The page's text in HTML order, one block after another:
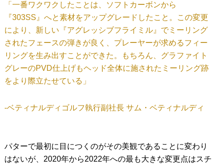
「一番ワクワクしたことは、ソフトカーボンから
『303SS』へと素材をアップグレードしたこと。この変更
により、新しい『アグレッシブフライミル』でミーリング
されたフェースの弾きが良く、プレーヤーが求めるフィー
リングを生み出すことができた。もちろん、グラファイト
グレーのPVD仕上げもヘッド全体に施されたミーリング跡
をより際立たせている」
‐ベティナルディゴルフ執行副社長 サム・ベティナルディ
パターで最初に目につくのがその美観であることに変わり
はないが、2020年から2022年への最も大きな変更点はスチ